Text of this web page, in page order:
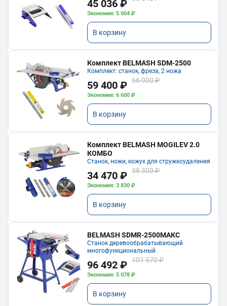
45 036 ₽
Экономия: 5 004 ₽
В корзину
Комплект BELMASH SDM-2500
Комплект: станок, фреза, 2 ножа
59 400 ₽ 66 000 ₽
Экономия: 6 600 ₽
В корзину
Комплект BELMASH MOGILEV 2.0
КОМБО
Станок, ножи, кожух для стружкоудаления
34 470 ₽ 38 300 ₽
Экономия: 3 830 ₽
В корзину
BELMASH SDMR-2500МАКС
Станок деревообрабатывающий
многофункциональный
96 492 ₽ 101 570 ₽
Экономия: 5 078 ₽
В корзину